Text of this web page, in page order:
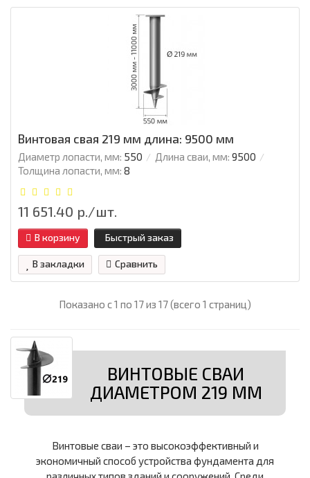
Винтовая свая 219 мм длина: 9500 мм
Диаметр лопасти, мм: 550 Длина сваи, мм: 9500
Толщина лопасти, мм: 8
11 651.40 р./шт.
В корзину Быстрый заказ
В закладки Сравнить
Показано с 1 по 17 из 17 (всего 1 страниц)
ВИНТОВЫЕ СВАИ
ДИАМЕТРОМ 219 ММ
Винтовые сваи – это высокоэффективный и
экономичный способ устройства фундамента для